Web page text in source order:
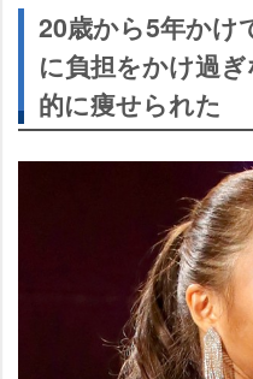
20歳から5年かけ
に負担をかけ過
的に痩せられた